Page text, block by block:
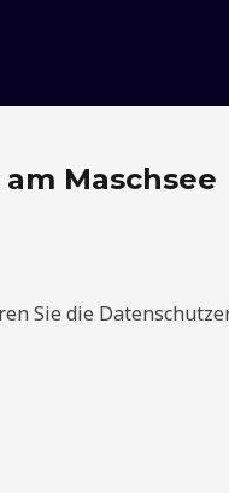
– Zukunftsforum
Maschsee
Sie die